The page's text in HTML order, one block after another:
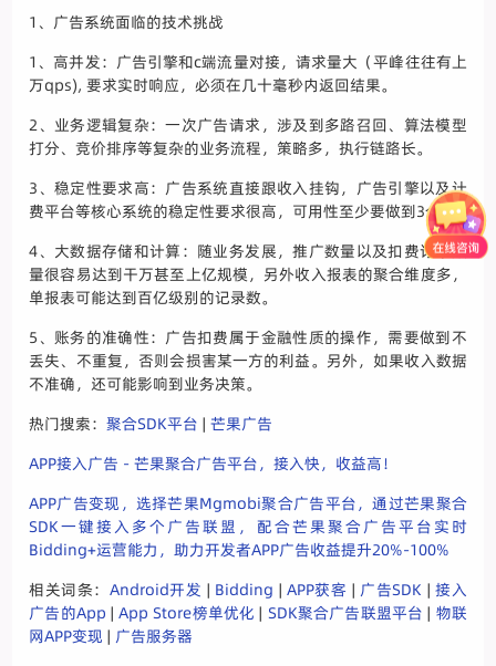
1、广告系统面临的技术挑战
1、高并发：广告引擎和c端流量对接，请求量大（平峰往往有上
万qps), 要求实时响应，必须在几十毫秒内返回结果。
2、业务逻辑复杂：一次广告请求，涉及到多路召回、算法模型
打分、竞价排序等复杂的业务流程，策略多，执行链路长。
3、稳定性要求高：广告系统直接跟收入挂钩，广告引擎以及计
费平台等核心系统的稳定性要求很高，可用性至少要做到3个9。
4、大数据存储和计算：随业务发展，推广数量以及扣费订单数
量很容易达到干万甚至上亿规模，另外收入报表的聚合维度多，
单报表可能达到百亿级别的记录数。
5、账务的准确性：广告扣费属于金融性质的操作，需要做到不
丢失、不重复，否则会损害某一方的利益。另外，如果收入数据
不准确，还可能影响到业务决策。
热门搜索：聚合SDK平台 |芒果广告
APP接入广告 - 芒果聚合广告平台，接入快，收益高！
APP广告变现，选择芒果Mgmobi聚合广告平台，通过芒果聚合
SDK一键接入多个广告联盟，配合芒果聚合广告平台实时
Bidding+运营能力，助力开发者APP广告收益提升20%-100%
相关词条： Android开发 | Bidding |APP获客 |广告SDK |接入
广告的App |App Store榜单优化 | SDK聚合广告联盟平台 | 物联
网APP变现 |广告服务器